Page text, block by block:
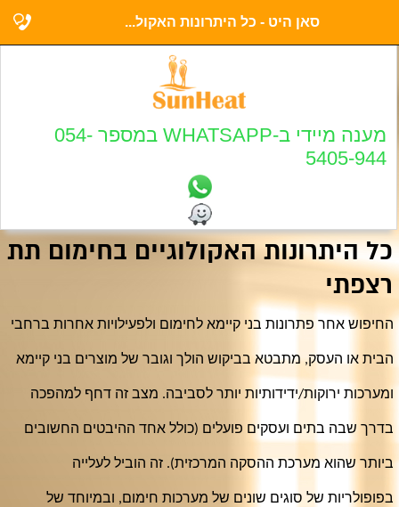
סאן היט - כל היתרונות האקול...
מענה מיידי ב-WHATSAPP במספר 054-
5405-944
החיפוש אחר פתרונות בני קיימא לחימום ולפעילויות אחרות ברחבי
הבית או העסק, מתבטא בביקוש הולך וגובר של מוצרים בני קיימא
ומערכות ירוקות/ידידותיות יותר לסביבה. מצב זה דחף למהפכה
בדרך שבה בתים ועסקים פועלים (כולל אחד ההיבטים החשובים
ביותר שהוא מערכת ההסקה המרכזית). זה הוביל לעלייה
בפופולריות של סוגים שונים של מערכות חימום, ובמיוחד של
כל היתרונות האקולוגיים בחימום תת
רצפתי